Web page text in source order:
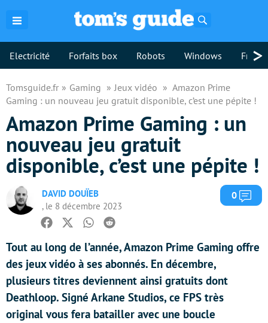
Electricité Forfaits box Robots Windows >
Tomsguide.fr Gaming Jeux vidéo
Amazon Prime
Gaming : un nouveau jeu gratuit disponible, c’est une pépite !
Amazon Prime Gaming : un
nouveau jeu gratuit
disponible, c’est une pépite !
DAVID DOUÏEB
, le 8 décembre 2023
0
Facebook
TwitterWhatsapp
Reddit
Tout au long de l’année, Amazon Prime Gaming offre
des jeux vidéo à ses abonnés. En décembre,
plusieurs titres deviennent ainsi gratuits dont
Deathloop. Signé Arkane Studios, ce FPS très
original vous fera batailler avec une boucle